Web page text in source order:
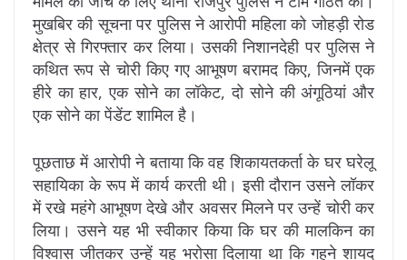
मुखबिर की सूचना पर पुलिस ने आरोपी महिला को जोहड़ी रोड
क्षेत्र से गिरफ्तार कर लिया। उसकी निशानदेही पर पुलिस ने
कथित रूप से चोरी किए गए आभूषण बरामद किए, जिनमें एक
हीरे का हार, एक सोने का लॉकेट, दो सोने की अंगूठियां और
एक सोने का पेंडेंट शामिल है।
पूछताछ में आरोपी ने बताया कि वह शिकायतकर्ता के घर घरेलू
सहायिका के रूप में कार्य करती थी। इसी दौरान उसने लॉकर
में रखे महंगे आभूषण देखे और अवसर मिलने पर उन्हें चोरी कर
लिया। उसने यह भी स्वीकार किया कि घर की मालकिन का
विश्वास जीतकर उन्हें यह भरोसा दिलाया था कि गहने शायद